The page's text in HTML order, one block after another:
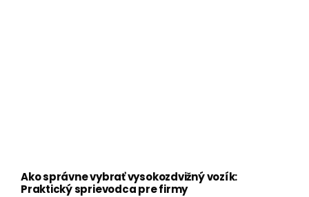
Ako správne vybrať vysokozdvižný vozík:
Praktický sprievodca pre firmy